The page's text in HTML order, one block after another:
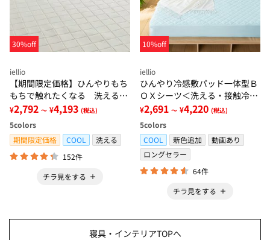
30%off
iellio
【期間限定価格】ひんやりもち
もちで触れたくなる 洗えるラ
グ＜低反発・滑りにくい・接触
冷感・防ダニ・カーペット＞
¥2,792 ～ ¥4,193 (税込)
5colors
期間限定価格
COOL
洗える
152件
チラ見をする
10%off
iellio
ひんやり冷感敷パッド一体型Ｂ
ＯＸシーツ＜洗える・接触冷
感・抗菌防臭・時短・家事楽・
ボックスシーツ・寝苦しさ対策
＞
¥2,691 ～ ¥4,220 (税込)
5colors
COOL
新色追加
動画あり
ロングセラー
64件
チラ見をする
寝具・インテリアTOPへ